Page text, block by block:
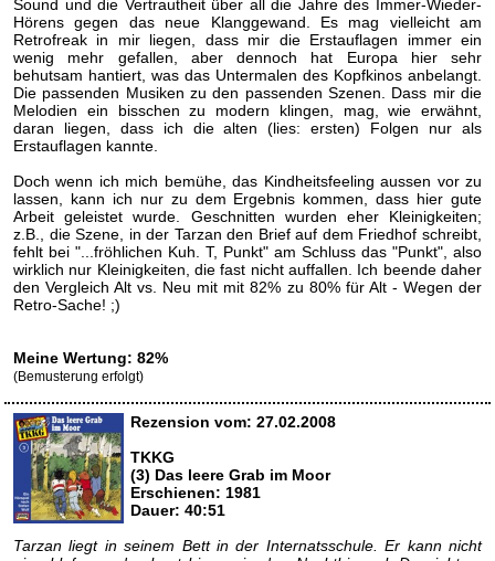
Sound und die Vertrautheit über all die Jahre des Immer-Wieder-
Hörens gegen das neue Klanggewand. Es mag vielleicht am
Retrofreak in mir liegen, dass mir die Erstauflagen immer ein
wenig mehr gefallen, aber dennoch hat Europa hier sehr
behutsam hantiert, was das Untermalen des Kopfkinos anbelangt.
Die passenden Musiken zu den passenden Szenen. Dass mir die
Melodien ein bisschen zu modern klingen, mag, wie erwähnt,
daran liegen, dass ich die alten (lies: ersten) Folgen nur als
Erstauflagen kannte.
Doch wenn ich mich bemühe, das Kindheitsfeeling aussen vor zu
lassen, kann ich nur zu dem Ergebnis kommen, dass hier gute
Arbeit geleistet wurde. Geschnitten wurden eher Kleinigkeiten;
z.B., die Szene, in der Tarzan den Brief auf dem Friedhof schreibt,
fehlt bei "...fröhlichen Kuh. T, Punkt" am Schluss das "Punkt", also
wirklich nur Kleinigkeiten, die fast nicht auffallen. Ich beende daher
den Vergleich Alt vs. Neu mit mit 82% zu 80% für Alt - Wegen der
Retro-Sache! ;)
Meine Wertung: 82%
(Bemusterung erfolgt)
Rezension vom: 27.02.2008
TKKG
(3) Das leere Grab im Moor
Erschienen: 1981
Dauer: 40:51
Tarzan liegt in seinem Bett in der Internatsschule. Er kann nicht